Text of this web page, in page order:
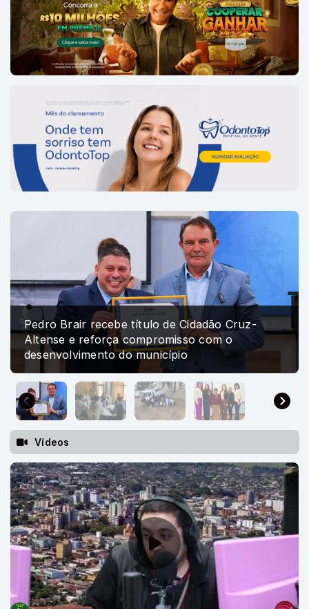
de Cidadão Cruz-
com o
município
Comaja atualiza
obras das rodovias
Vídeos